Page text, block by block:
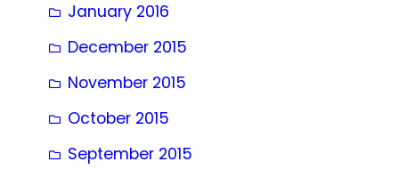
January 2016
December 2015
November 2015
October 2015
September 2015